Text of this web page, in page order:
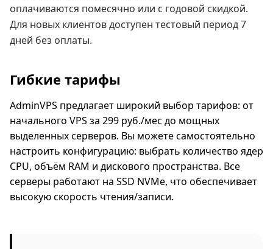
оплачиваются помесячно или с годовой скидкой.
Для новых клиентов доступен тестовый период 7
дней без оплаты.
Гибкие тарифы
AdminVPS предлагает широкий выбор тарифов: от
начального VPS за 299 руб./мес до мощных
выделенных серверов. Вы можете самостоятельно
настроить конфигурацию: выбрать количество ядер
CPU, объём RAM и дискового пространства. Все
серверы работают на SSD NVMe, что обеспечивает
высокую скорость чтения/записи.